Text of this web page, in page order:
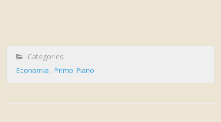
Categories:
Economia
Primo Piano